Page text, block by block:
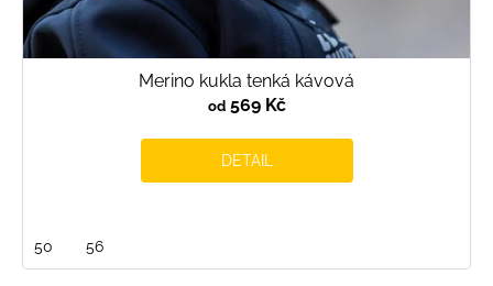
Merino kukla tenká kávová
od569 Kč
DETAIL
50 56